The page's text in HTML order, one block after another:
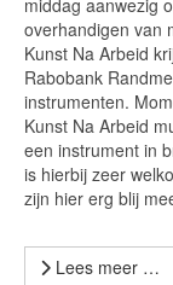
middag aanwezig
overhandigen van
Kunst Na Arbeid
Rabobank
instrumenten.
Kunst Na Arbeid
een instrument in
is hierbij zeer
zijn hier erg blij
Lees meer …